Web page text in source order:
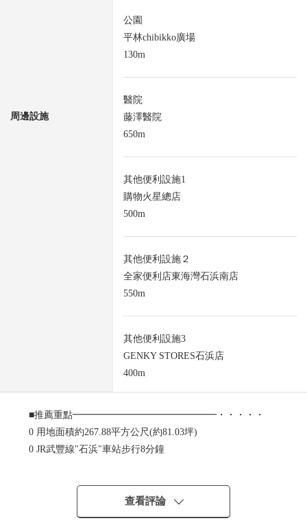
周邊設施
公園
平林chibikko廣場
130m
醫院
藤澤醫院
650m
其他便利設施1
購物火星總店
500m
其他便利設施２
全家便利店東海灣石浜南店
550m
其他便利設施3
GENKY STORES石浜店
400m
■推薦重點━━━━━━━━━━━━━━━・・・・・
0 用地面積約267.88平方公尺(約81.03坪)
0 JR武豐線"石浜"車站步行8分鐘
查看評論